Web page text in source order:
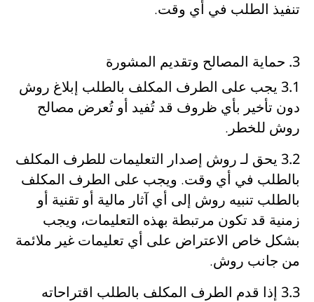
تنفيذ الطلب في أي وقت.
3. حماية المصالح وتقديم المشورة
3.1 يجب على الطرف المكلف بالطلب إبلاغ روش
دون تأخير بأي ظروف قد تُفيد أو تُعرض مصالح
روش للخطر.
3.2 يحق لـروش إصدار التعليمات للطرف المكلف
بالطلب في أي وقت. ويجب على الطرف المكلف
بالطلب تنبيه روش إلى أي آثار مالية أو تقنية أو
زمنية قد تكون مرتبطة بهذه التعليمات، ويجب
بشكل خاص الاعتراض على أي تعليمات غير ملائمة
من جانب روش.
3.3 إذا قدم الطرف المكلف بالطلب اقتراحاته